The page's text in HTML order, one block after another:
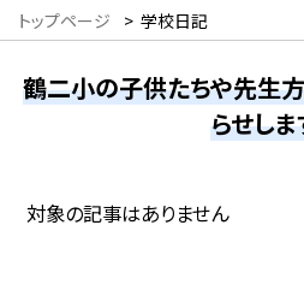
トップページ > 学校日記
鶴二小の子供たちや先生
らせしま
対象の記事はありません